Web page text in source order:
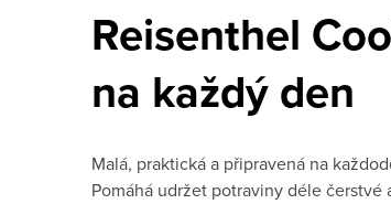
Reisenthel
na každý den
Malá, praktická a připravená na
Pomáhá udržet potraviny déle čerstvé